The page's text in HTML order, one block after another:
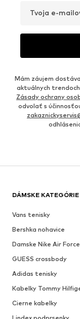
Tvoja e-
Mám záujem
aktuálnych
Zásady ochrany
odvolať s
DÁMSKE KATEGÓRIE
Vans tenisky
Bershka nohavice
Damske Nike Air Force
GUESS crossbody
Adidas tenisky
Kabelky Tommy
Cierne kabelky